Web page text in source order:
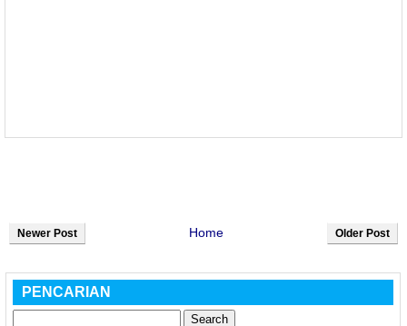
Newer Post Older Post
Home
PENCARIAN